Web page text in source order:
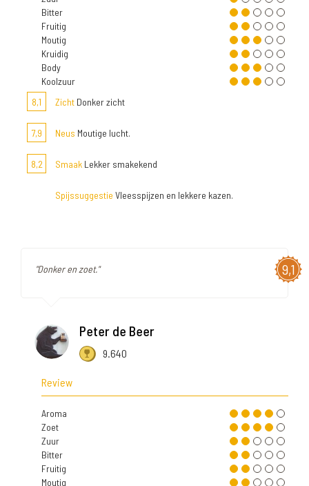
Bitter
Fruitig
Moutig
Kruidig
Body
Koolzuur
8,1
Zicht Donker zicht
7,9 Neus Moutige lucht.
8,2 Smaak Lekker smakekend
Spijssuggestie Vleesspijzen en lekkere kazen.
9,1
"Donker en zoet."
Peter de Beer
9.640
Review
Aroma
Zoet
Zuur
Bitter
Fruitig
Moutig